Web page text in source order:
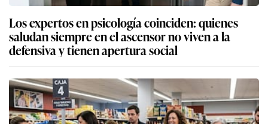
Los expertos en psicología coinciden: quienes
saludan siempre en el ascensor no viven a la
defensiva y tienen apertura social